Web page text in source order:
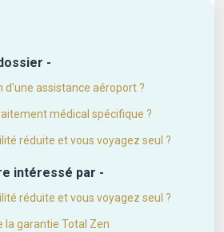
-
d'une assistance aéroport ?
médical spécifique ?
réduite et vous voyagez seul ?
intéressé par -
réduite et vous voyagez seul ?
la garantie Total Zen